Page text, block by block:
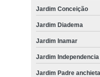
Jardim Conceição
Jardim Diadema
Jardim Inamar
Jardim Independencia
Jardim Padre anchieta